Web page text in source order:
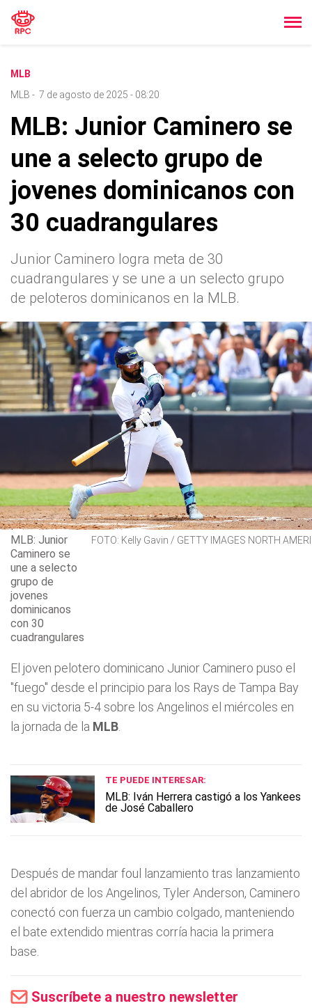
MLB
MLB - 7 de agosto de 2025 - 08:20
MLB: Junior Caminero se
une a selecto grupo de
jovenes dominicanos con
30 cuadrangulares
Junior Caminero logra meta de 30
cuadrangulares y se une a un selecto grupo
de peloteros dominicanos en la MLB.
MLB: Junior
Caminero se
une a selecto
grupo de
jovenes
dominicanos
con 30
cuadrangulares
FOTO: Kelly Gavin / GETTY IMAGES NORTH
El joven pelotero dominicano Junior Caminero puso el
"fuego" desde el principio para los Rays de Tampa Bay
en su victoria 5-4 sobre los Angelinos el miércoles en
la jornada de la MLB
TE PUEDE INTERESAR:
MLB: Iván Herrera castigó a los Yankees
de José Caballero
Después de mandar foul lanzamiento tras lanzamiento
del abridor de los Angelinos, Tyler Anderson, Caminero
conectó con fuerza un cambio colgado, manteniendo
el bate extendido mientras corría hacia la primera
base.
Suscríbete a nuestro newsletter